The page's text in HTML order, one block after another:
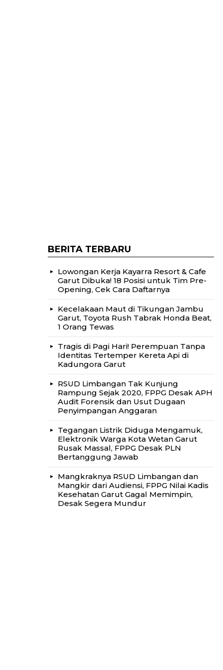
BERITA TERBARU
Lowongan Kerja Kayarra Resort & Cafe
Garut Dibuka! 18 Posisi untuk Tim Pre-
Opening, Cek Cara Daftarnya
Kecelakaan Maut di Tikungan Jambu
Garut, Toyota Rush Tabrak Honda Beat,
1 Orang Tewas
Tragis di Pagi Hari! Perempuan Tanpa
Identitas Tertemper Kereta Api di
Kadungora Garut
RSUD Limbangan Tak Kunjung
Rampung Sejak 2020, FPPG Desak APH
Audit Forensik dan Usut Dugaan
Penyimpangan Anggaran
Tegangan Listrik Diduga Mengamuk,
Elektronik Warga Kota Wetan Garut
Rusak Massal, FPPG Desak PLN
Bertanggung Jawab
Mangkraknya RSUD Limbangan dan
Mangkir dari Audiensi, FPPG Nilai Kadis
Kesehatan Garut Gagal Memimpin,
Desak Segera Mundur